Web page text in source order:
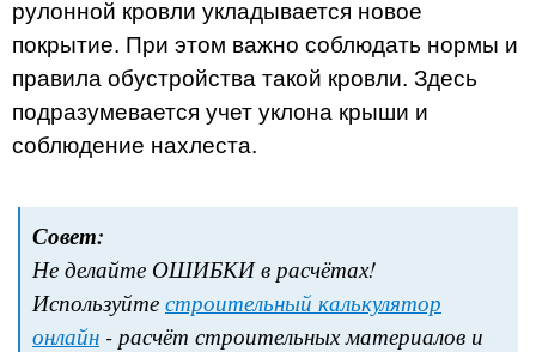
рулонной кровли укладывается новое
покрытие. При этом важно соблюдать нормы и
правила обустройства такой кровли. Здесь
подразумевается учет уклона крыши и
соблюдение нахлеста.
Совет:
Не делайте ОШИБКИ в расчётах!
Используйте строительный калькулятор
онлайн - расчёт строительных материалов и